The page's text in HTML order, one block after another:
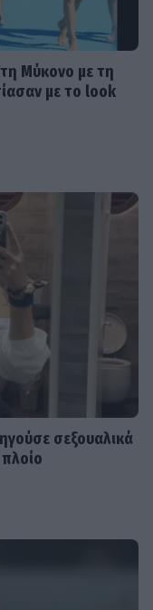
Μύκονο με τη
με το look
σεξουαλικά